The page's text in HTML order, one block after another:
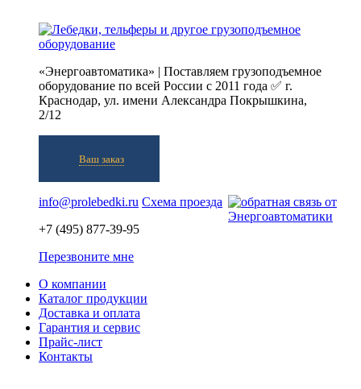
«Энергоавтоматика» | Поставляем грузоподъемное
оборудование по всей России с 2011 года ✅ г.
Краснодар, ул. имени Александра Покрышкина,
2/12
Ваш заказ
info@prolebedki.ru Схема проезда
+7 (495) 877-39-95
Перезвоните мне
О компании
Каталог продукции
Доставка и оплата
Гарантия и сервис
Прайс-лист
Контакты